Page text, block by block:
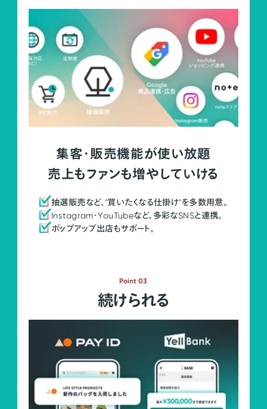
集客・販売機能が使い放題
売上もファンも増やしていける
抽選販売など、"買いたくなる仕掛け"を多数用意。
Instagram・YouTubeなど、多彩なSNSと連携。
ポップアップ出店もサポート。
Point 03
続けられる